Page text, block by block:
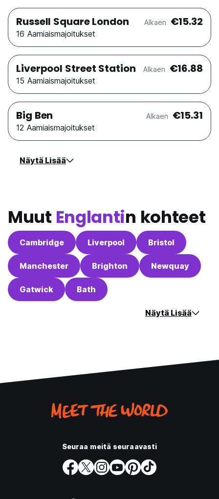
Russell Square London Alkaen €15.32
16 Aamiaismajoitukset
Liverpool Street Station Alkaen €16.88
15 Aamiaismajoitukset
Big Ben Alkaen €15.31
12 Aamiaismajoitukset
Näytä Lisää
Muut Englantin kohteet
Cambridge Liverpool Bristol
Manchester Brighton Newquay
Gatwick Bath
Näytä Lisää
Seuraa meitä seuraavasti